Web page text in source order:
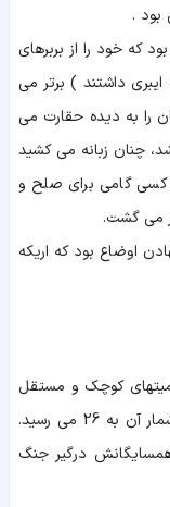
بود .
كه خود را از بربرهاى
داشتند ) برتر می
را به ديده حقارت مى‏
چنان زبانه مى‏ كشيد
كسى گامى براى صلح و
مى‏ گشت.
اوضاع بود که اریکه
كوچك و مستقل
در نقاط مختلف آن پى در پى ظهور كردند که شمار آن به 26 می رسید.
درگير جنگ